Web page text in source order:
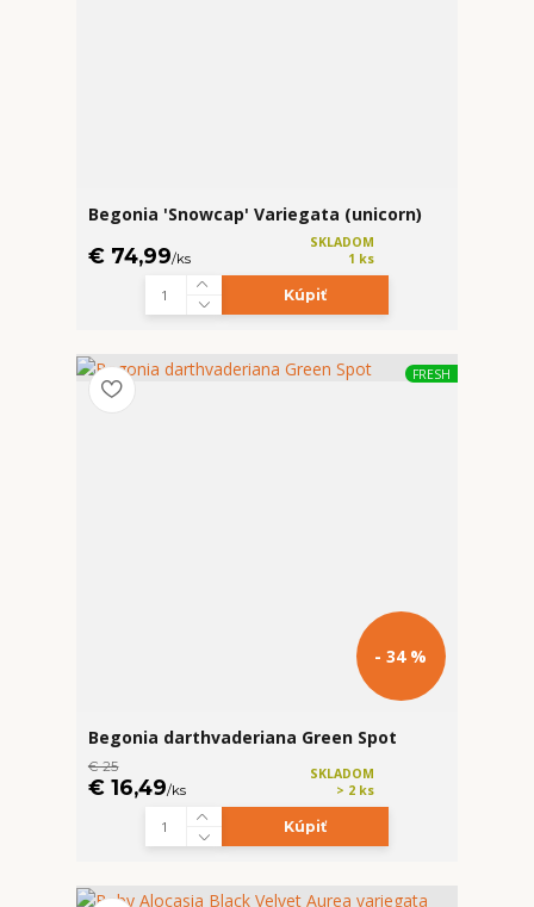
Begonia 'Snowcap' Variegata (unicorn)
€ 74,99/ks
SKLADOM
1 ks
Kúpiť
FRESH
- 34 %
Begonia darthvaderiana Green Spot
€ 25
€ 16,49/ks
SKLADOM
> 2 ks
Kúpiť